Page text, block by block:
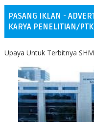
PASANG IKLAN -
KARYA PENELITIAN/
Upaya Untuk Terbitnya